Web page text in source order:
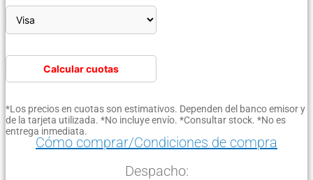
Calcular cuotas
*Los precios en cuotas son estimativos. Dependen del banco emisor y
de la tarjeta utilizada. *No incluye envío. *Consultar stock. *No es
entrega inmediata.
Cómo comprar/Condiciones de compra
Despacho: